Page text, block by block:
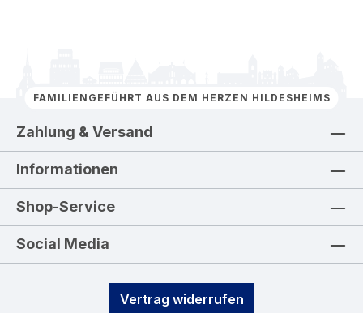
FAMILIENGEFÜHRT AUS DEM HERZEN HILDESHEIMS
Zahlung & Versand
Informationen
Shop-Service
Social Media
Vertrag widerrufen